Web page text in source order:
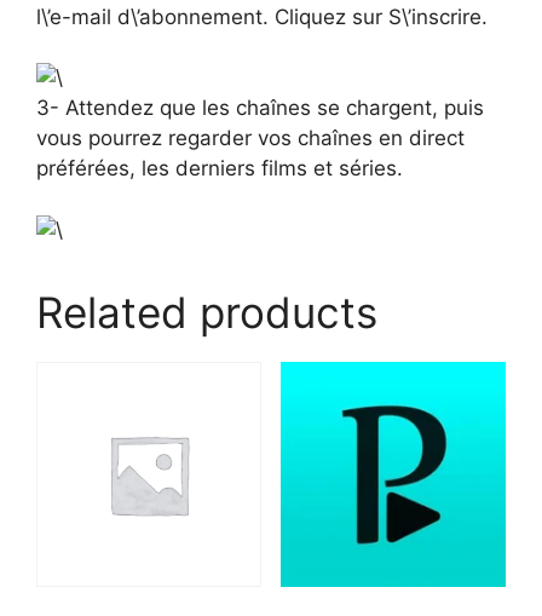
l\’e-mail d\’abonnement. Cliquez sur S\’inscrire.
3- Attendez que les chaînes se chargent, puis
vous pourrez regarder vos chaînes en direct
préférées, les derniers films et séries.
Related products